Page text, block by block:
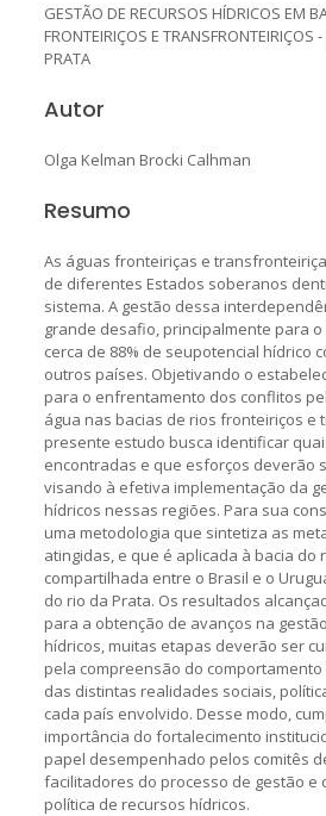
GESTÃO DE RECURSOS HÍDRICOS EM
FRONTEIRIÇOS E TRANSFRONTEIRIÇOS
PRATA
Autor
Olga Kelman Brocki Calhman
Resumo
As águas fronteiriças e
de diferentes Estados soberanos
sistema. A gestão dessa
grande desafio, principalmente para
cerca de 88% de seupotencial hídrico
outros países. Objetivando o
para o enfrentamento dos conflitos
água nas bacias de rios fronteiriços e
presente estudo busca identificar
encontradas e que esforços deverão
visando à efetiva implementação da
hídricos nessas regiões. Para sua
uma metodologia que sintetiza as
atingidas, e que é aplicada à bacia do
compartilhada entre o Brasil e o
do rio da Prata. Os resultados
para a obtenção de avanços na
hídricos, muitas etapas deverão ser
pela compreensão do
das distintas realidades sociais,
cada país envolvido. Desse modo,
importância do fortalecimento
papel desempenhado pelos comitês
facilitadores do processo de gestão e
política de recursos hídricos.